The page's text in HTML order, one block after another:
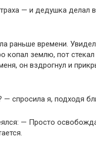
— и дедушка делал
раньше времени.
копал землю, пот стекал
он вздрогнул и
спросила я, подходя
— Просто